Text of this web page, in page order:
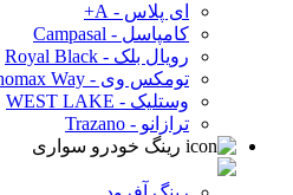
ای پلاس - A+
کامپاسل - Campasal
رویال بلک - Royal Black
تومکس وی - Thomax Way
وستلیک - WEST LAKE
ترازانو - Trazano
رینگ خودرو سواری